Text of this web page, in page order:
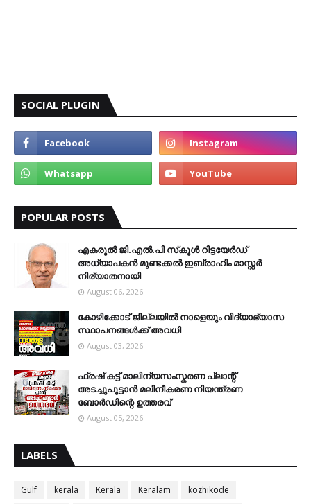
SOCIAL PLUGIN
POPULAR POSTS
എകരൂൽ ജി.എൽ.പി സ്‌കൂൾ റിട്ടയേർഡ്
അധ്യാപകൻ മുണ്ടക്കൽ ഇബ്രാഹിം മാസ്റ്റർ
നിര്യാതനായി
August 06, 2026
കോഴിക്കോട് ജില്ലയിൽ നാളെയും വിദ്യാഭ്യാസ
സ്ഥാപനങ്ങൾക്ക് അവധി
August 03, 2026
ഫ്രഷ് കട്ട് മാലിന്യസംസ്കരണ പ്ലാന്റ്
അടച്ചുപൂട്ടാൻ മലിനീകരണ നിയന്ത്രണ
ബോർഡിന്റെ ഉത്തരവ്
August 05, 2026
LABELS
Gulf kerala Kerala Keralam
kozhikode